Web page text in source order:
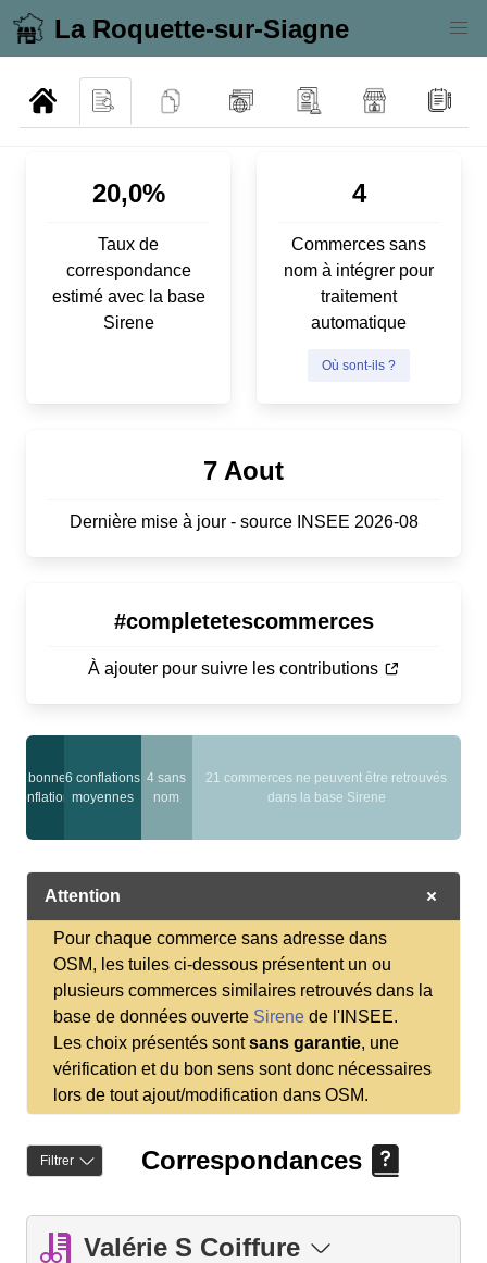
La Roquette-sur-Siagne
20,0%
Taux de
correspondance
estimé avec la base
Sirene
4
Commerces sans
nom à intégrer pour
traitement
automatique
Où sont-ils ?
7 Aout
Dernière mise à jour - source INSEE 2026-08
#completetescommerces
À ajouter pour suivre les contributions
3 bonnes
conflations
6 conflations
moyennes
4 sans
nom
21 commerces ne peuvent être retrouvés
dans la base Sirene
Attention
Pour chaque commerce sans adresse dans
OSM, les tuiles ci-dessous présentent un ou
plusieurs commerces similaires retrouvés dans la
base de données ouverte Sirene de l'INSEE.
Les choix présentés sontsans garantie, une
vérification et du bon sens sont donc nécessaires
lors de tout ajout/modification dans OSM.
Filtrer Correspondances
Valérie S Coiffure